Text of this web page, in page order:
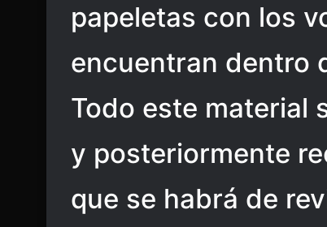
papeletas con los
encuentran dentro
Todo este material
y posteriormente
que se habrá de